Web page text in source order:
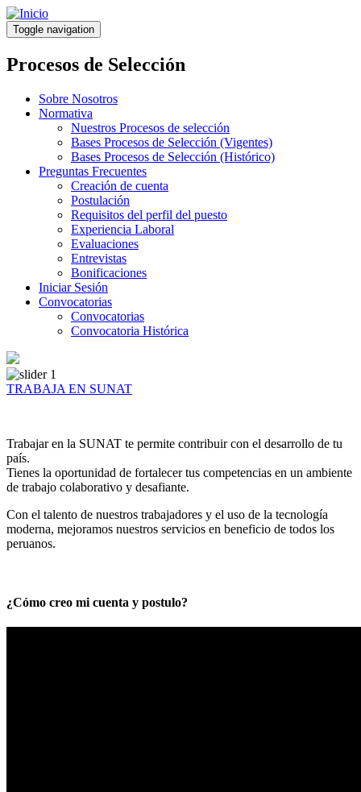
Pasar
al
contenido
principal
Toggle navigation
Procesos de Selección
Sobre Nosotros
Normativa
Nuestros Procesos de selección
Bases Procesos de Selección (Vigentes)
Bases Procesos de Selección (Histórico)
Preguntas Frecuentes
Creación de cuenta
Postulación
Requisitos del perfil del puesto
Experiencia Laboral
Evaluaciones
Entrevistas
Bonificaciones
Iniciar Sesión
Convocatorias
Convocatorias
Convocatoria Histórica
TRABAJA EN SUNAT
Trabajar en la SUNAT te permite contribuir con el desarrollo de tu
país.
Tienes la oportunidad de fortalecer tus competencias en un ambiente
de trabajo colaborativo y desafiante.
Con el talento de nuestros trabajadores y el uso de la tecnología
moderna, mejoramos nuestros servicios en beneficio de todos los
peruanos.
¿Cómo creo mi cuenta y postulo?